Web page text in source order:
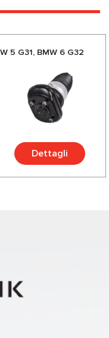
5 G31, BMW 6 G32
Dettagli